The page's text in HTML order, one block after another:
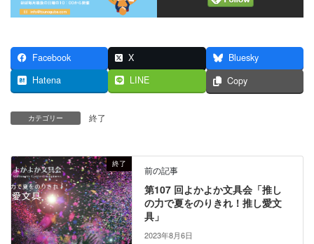
Facebook X
Bluesky
Hatena
LINE Copy
カテゴリー 終了
終了
前の記事
第107 回よかよか文具会「推し
の力で夏をのりきれ！推し愛文
具」
2023年8月6日